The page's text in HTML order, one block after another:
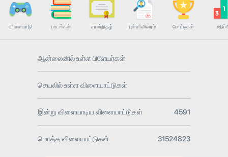
விளையாடு பாடங்கள் சான்றிதழ் புள்ளிவிவரம் போட்டிகள்
ஆன்லைனில் உள்ள பிளேயர்கள்
செயலில் உள்ள விளையாட்டுகள்
இன்று விளையாடிய விளையாட்டுகள் 4591
மொத்த விளையாட்டுகள் 31524823